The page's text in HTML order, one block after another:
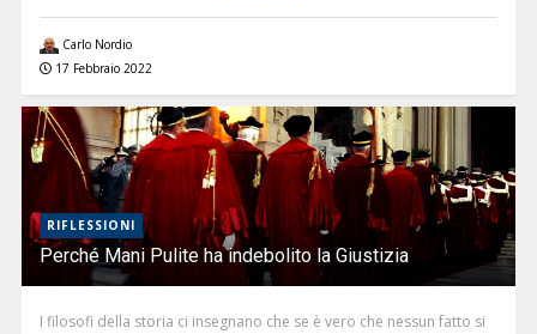
Carlo Nordio
17 Febbraio 2022
RIFLESSIONI
Perché Mani Pulite ha indebolito la Giustizia
I filosofi della storia ci insegnano che se è vero che nessun fatto si